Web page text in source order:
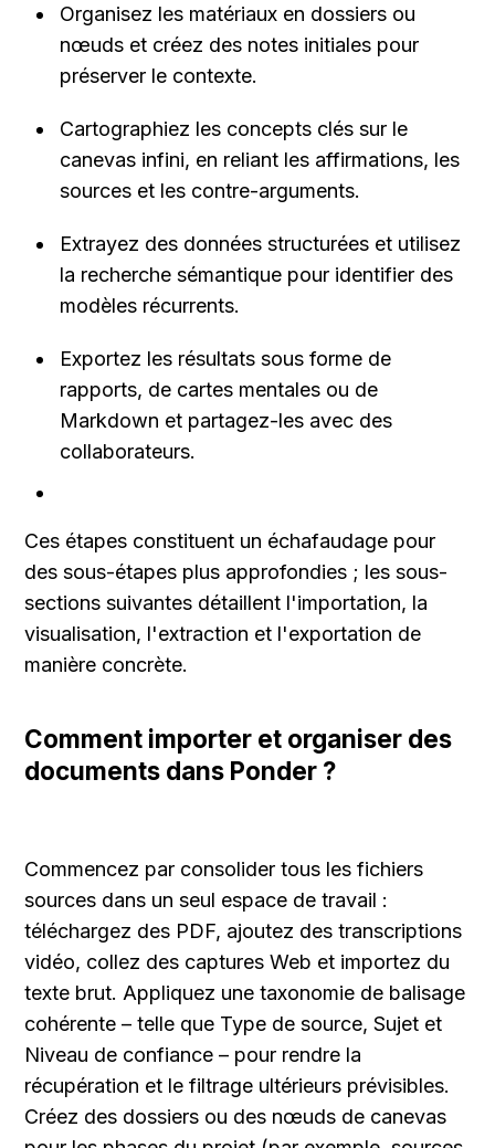
Organisez les matériaux en dossiers ou
nœuds et créez des notes initiales pour
préserver le contexte.
Cartographiez les concepts clés sur le
canevas infini, en reliant les affirmations, les
sources et les contre-arguments.
Extrayez des données structurées et utilisez
la recherche sémantique pour identifier des
modèles récurrents.
Exportez les résultats sous forme de
rapports, de cartes mentales ou de
Markdown et partagez-les avec des
collaborateurs.
Ces étapes constituent un échafaudage pour
des sous-étapes plus approfondies ; les sous-
sections suivantes détaillent l'importation, la
visualisation, l'extraction et l'exportation de
manière concrète.
Comment importer et organiser des
documents dans Ponder ?
Commencez par consolider tous les fichiers
sources dans un seul espace de travail :
téléchargez des PDF, ajoutez des transcriptions
vidéo, collez des captures Web et importez du
texte brut. Appliquez une taxonomie de balisage
cohérente – telle que Type de source, Sujet et
Niveau de confiance – pour rendre la
récupération et le filtrage ultérieurs prévisibles.
Créez des dossiers ou des nœuds de canevas